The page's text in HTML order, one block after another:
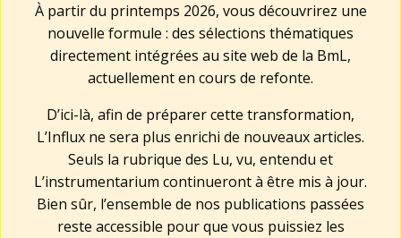
À partir du printemps 2026, vous découvrirez une
nouvelle formule : des sélections thématiques
directement intégrées au site web de la BmL,
actuellement en cours de refonte.
D’ici-là, afin de préparer cette transformation,
L’Influx ne sera plus enrichi de nouveaux articles.
Seuls la rubrique des Lu, vu, entendu et
L’instrumentarium continueront à être mis à jour.
Bien sûr, l’ensemble de nos publications passées
reste accessible pour que vous puissiez les